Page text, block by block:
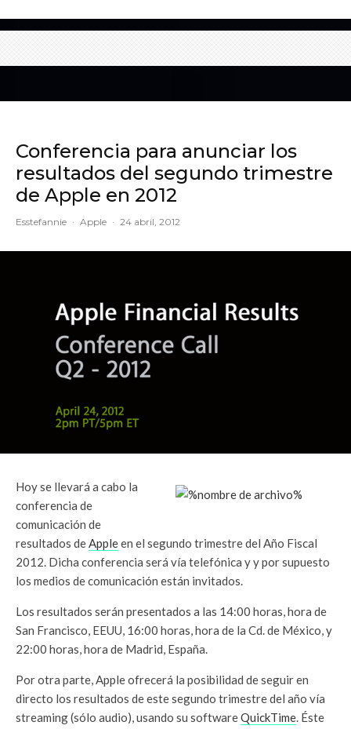
Conferencia para anunciar los
resultados del segundo trimestre
de Apple en 2012
Esstefannie · Apple · 24 abril, 2012
Hoy se llevará a cabo la
conferencia de
comunicación de
resultados deAppleen el segundo trimestre del Año Fiscal
2012. Dicha conferencia será vía telefónica y y por supuesto
los medios de comunicación están invitados.
Los resultados serán presentados a las 14:00 horas, hora de
San Francisco, EEUU, 16:00 horas, hora de la Cd. de México, y
22:00 horas, hora de Madrid, España.
Por otra parte, Apple ofrecerá la posibilidad de seguir en
directo los resultados de este segundo trimestre del año vía
streaming (sólo audio), usando su softwareQuickTime. Éste